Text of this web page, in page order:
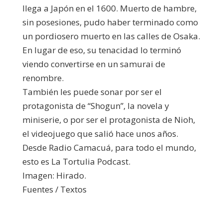
llega a Japón en el 1600. Muerto de hambre,
sin posesiones, pudo haber terminado como
un pordiosero muerto en las calles de Osaka.
En lugar de eso, su tenacidad lo terminó
viendo convertirse en un samurai de
renombre.
También les puede sonar por ser el
protagonista de “Shogun”, la novela y
miniserie, o por ser el protagonista de Nioh,
el videojuego que salió hace unos años.
Desde Radio Camacuá, para todo el mundo,
esto es La Tortulia Podcast.
Imagen: Hirado.
Fuentes / Textos